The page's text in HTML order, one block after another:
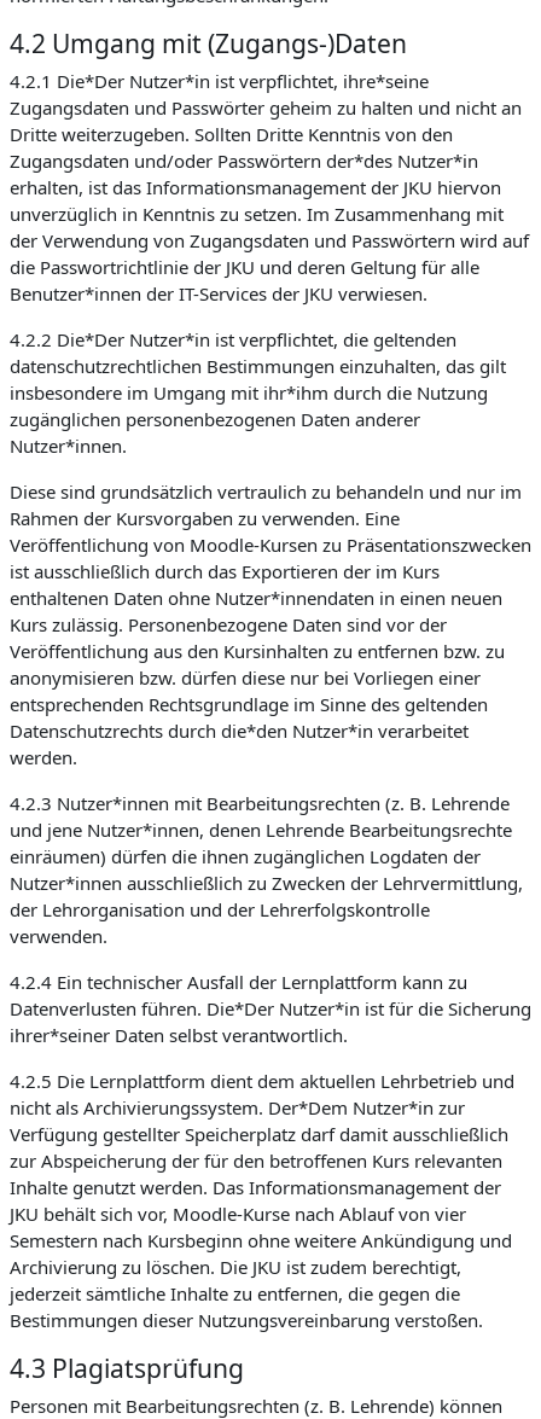
4.2 Umgang mit (Zugangs-)Daten
4.2.1 Die*Der Nutzer*in ist verpflichtet, ihre*seine
Zugangsdaten und Passwörter geheim zu halten und nicht an
Dritte weiterzugeben. Sollten Dritte Kenntnis von den
Zugangsdaten und/oder Passwörtern der*des Nutzer*in
erhalten, ist das Informationsmanagement der JKU hiervon
unverzüglich in Kenntnis zu setzen. Im Zusammenhang mit
der Verwendung von Zugangsdaten und Passwörtern wird auf
die Passwortrichtlinie der JKU und deren Geltung für alle
Benutzer*innen der IT-Services der JKU verwiesen.
4.2.2 Die*Der Nutzer*in ist verpflichtet, die geltenden
datenschutzrechtlichen Bestimmungen einzuhalten, das gilt
insbesondere im Umgang mit ihr*ihm durch die Nutzung
zugänglichen personenbezogenen Daten anderer
Nutzer*innen.
Diese sind grundsätzlich vertraulich zu behandeln und nur im
Rahmen der Kursvorgaben zu verwenden. Eine
Veröffentlichung von Moodle-Kursen zu Präsentationszwecken
ist ausschließlich durch das Exportieren der im Kurs
enthaltenen Daten ohne Nutzer*innendaten in einen neuen
Kurs zulässig. Personenbezogene Daten sind vor der
Veröffentlichung aus den Kursinhalten zu entfernen bzw. zu
anonymisieren bzw. dürfen diese nur bei Vorliegen einer
entsprechenden Rechtsgrundlage im Sinne des geltenden
Datenschutzrechts durch die*den Nutzer*in verarbeitet
werden.
4.2.3 Nutzer*innen mit Bearbeitungsrechten (z. B. Lehrende
und jene Nutzer*innen, denen Lehrende Bearbeitungsrechte
einräumen) dürfen die ihnen zugänglichen Logdaten der
Nutzer*innen ausschließlich zu Zwecken der Lehrvermittlung,
der Lehrorganisation und der Lehrerfolgskontrolle
verwenden.
4.2.4 Ein technischer Ausfall der Lernplattform kann zu
Datenverlusten führen. Die*Der Nutzer*in ist für die Sicherung
ihrer*seiner Daten selbst verantwortlich.
4.2.5 Die Lernplattform dient dem aktuellen Lehrbetrieb und
nicht als Archivierungssystem. Der*Dem Nutzer*in zur
Verfügung gestellter Speicherplatz darf damit ausschließlich
zur Abspeicherung der für den betroffenen Kurs relevanten
Inhalte genutzt werden. Das Informationsmanagement der
JKU behält sich vor, Moodle-Kurse nach Ablauf von vier
Semestern nach Kursbeginn ohne weitere Ankündigung und
Archivierung zu löschen. Die JKU ist zudem berechtigt,
jederzeit sämtliche Inhalte zu entfernen, die gegen die
Bestimmungen dieser Nutzungsvereinbarung verstoßen.
4.3 Plagiatsprüfung
Personen mit Bearbeitungsrechten (z. B. Lehrende) können